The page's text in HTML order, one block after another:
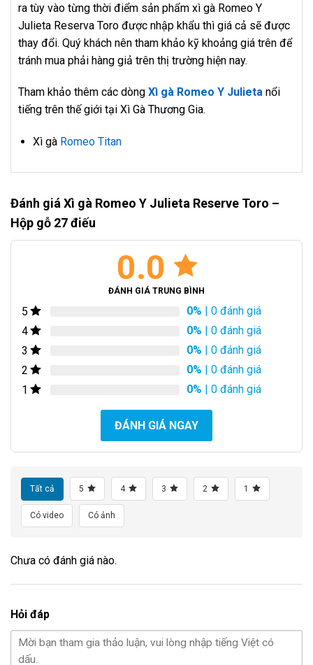
ra tùy vào từng thời điểm sản phẩm xì gà Romeo Y
Julieta Reserva Toro được nhập khẩu thì giá cả sẽ được
thay đổi. Quý khách nên tham khảo kỹ khoảng giá trên để
tránh mua phải hàng giả trên thị trường hiện nay.
Tham khảo thêm các dòng Xì gà Romeo Y Julieta nổi
tiếng trên thế giới tại Xì Gà Thương Gia.
Xì gà Romeo Titan
Đánh giá Xì gà Romeo Y Julieta Reserve Toro –
Hộp gỗ 27 điếu
0.0
ĐÁNH GIÁ TRUNG BÌNH
5 0% | 0 đánh giá
4
0% | 0 đánh giá
3
0% | 0 đánh giá
2
0% | 0 đánh giá
1
0% | 0 đánh giá
ĐÁNH GIÁ NGAY
Tất cả 5 4 3 2 1
Có video Có ảnh
Chưa có đánh giá nào.
Hỏi đáp